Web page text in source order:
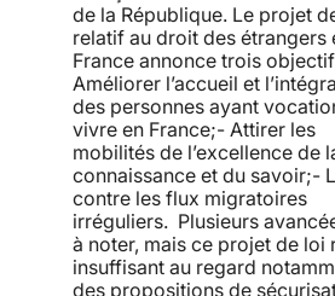
de la République. Le projet
relatif au droit des étrangers
France annonce trois
Améliorer l’accueil et
des personnes ayant
vivre en France;- Attirer les
mobilités de l’excellence de
connaissance et du savoir;-
contre les flux migratoires
irréguliers. Plusieurs
à noter, mais ce projet de loi
insuffisant au regard
des propositions de